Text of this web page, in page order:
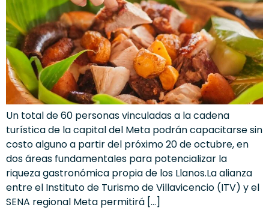
Un total de 60 personas vinculadas a la cadena
turística de la capital del Meta podrán capacitarse sin
costo alguno a partir del próximo 20 de octubre, en
dos áreas fundamentales para potencializar la
riqueza gastronómica propia de los Llanos.La alianza
entre el Instituto de Turismo de Villavicencio (ITV) y el
SENA regional Meta permitirá […]